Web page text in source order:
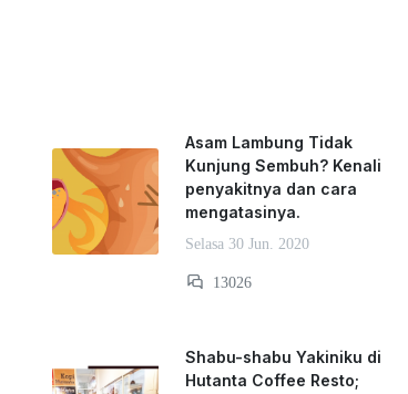
Asam Lambung Tidak
Kunjung Sembuh? Kenali
penyakitnya dan cara
mengatasinya.
Selasa 30 Jun. 2020
13026
Shabu-shabu Yakiniku di
Hutanta Coffee Resto;